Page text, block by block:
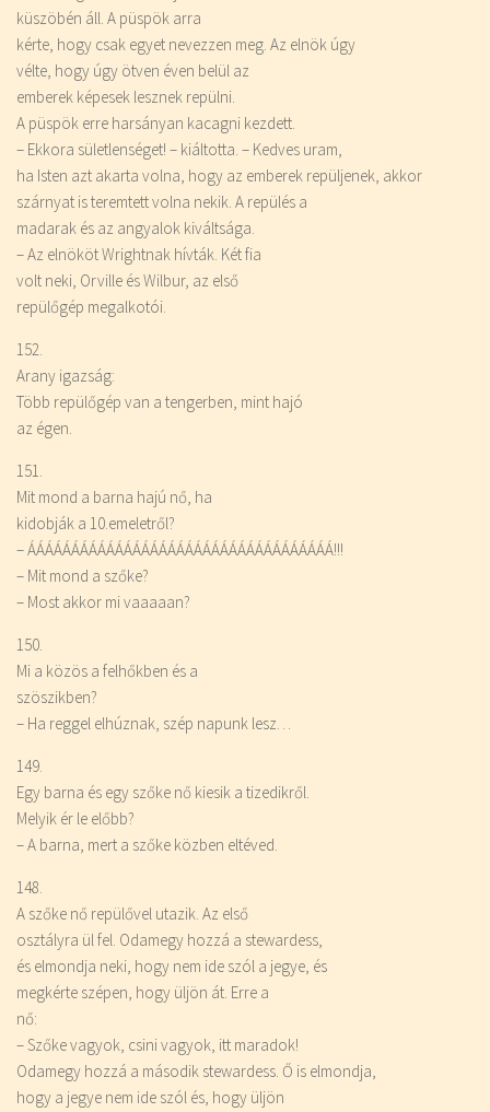
küszöbén áll. A püspök arra
kérte, hogy csak egyet nevezzen meg. Az elnök úgy
vélte, hogy úgy ötven éven belül az
emberek képesek lesznek repülni.
A püspök erre harsányan kacagni kezdett.
– Ekkora sületlenséget! – kiáltotta. – Kedves uram,
ha Isten azt akarta volna, hogy az emberek repüljenek, akkor
szárnyat is teremtett volna nekik. A repülés a
madarak és az angyalok kiváltsága.
– Az elnököt Wrightnak hívták. Két fia
volt neki, Orville és Wilbur, az első
repülőgép megalkotói.
152.
Arany igazság:
Több repülőgép van a tengerben, mint hajó
az égen.
151.
Mit mond a barna hajú nő, ha
kidobják a 10.emeletről?
– ÁÁÁÁÁÁÁÁÁÁÁÁÁÁÁÁÁÁÁÁÁÁÁÁÁÁÁÁÁÁÁÁÁÁÁ!!!
– Mit mond a szőke?
– Most akkor mi vaaaaan?
150.
Mi a közös a felhőkben és a
szöszikben?
– Ha reggel elhúznak, szép napunk lesz…
149.
Egy barna és egy szőke nő kiesik a tizedikről.
Melyik ér le előbb?
– A barna, mert a szőke közben eltéved.
148.
A szőke nő repülővel utazik. Az első
osztályra ül fel. Odamegy hozzá a stewardess,
és elmondja neki, hogy nem ide szól a jegye, és
megkérte szépen, hogy üljön át. Erre a
nő:
– Szőke vagyok, csini vagyok, itt maradok!
Odamegy hozzá a második stewardess. Ő is elmondja,
hogy a jegye nem ide szól és, hogy üljön